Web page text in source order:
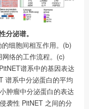
分泌谱。
细胞间相互作用。(b)
络的工作流程。(c)
谱系中的基因表达
谱系中分泌蛋白的平均
肿瘤中分泌蛋白的表达
袭性 PitNET 之间的分